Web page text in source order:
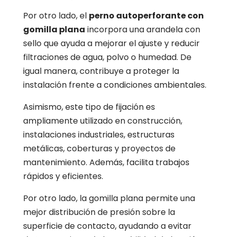
Por otro lado, el perno autoperforante con
gomilla plana incorpora una arandela con
sello que ayuda a mejorar el ajuste y reducir
filtraciones de agua, polvo o humedad. De
igual manera, contribuye a proteger la
instalación frente a condiciones ambientales.
Asimismo, este tipo de fijación es
ampliamente utilizado en construcción,
instalaciones industriales, estructuras
metálicas, coberturas y proyectos de
mantenimiento. Además, facilita trabajos
rápidos y eficientes.
Por otro lado, la gomilla plana permite una
mejor distribución de presión sobre la
superficie de contacto, ayudando a evitar